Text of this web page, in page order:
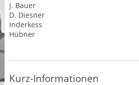
j. Bauer
D. Diesner
Inderkess
Hübner
Kurz-Informationen